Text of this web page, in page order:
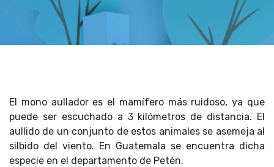
El mono aullador es el mamífero más ruidoso, ya que
puede ser escuchado a 3 kilómetros de distancia. El
aullido de un conjunto de estos animales se asemeja al
silbido del viento. En Guatemala se encuentra dicha
especie en el departamento de Petén.